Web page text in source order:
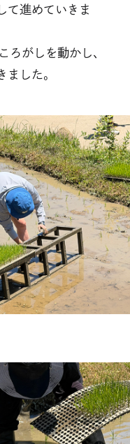
て進めていきま
ろがしを動かし、
ました。